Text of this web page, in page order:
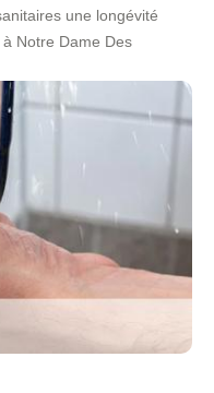
une longévité
Notre Dame Des